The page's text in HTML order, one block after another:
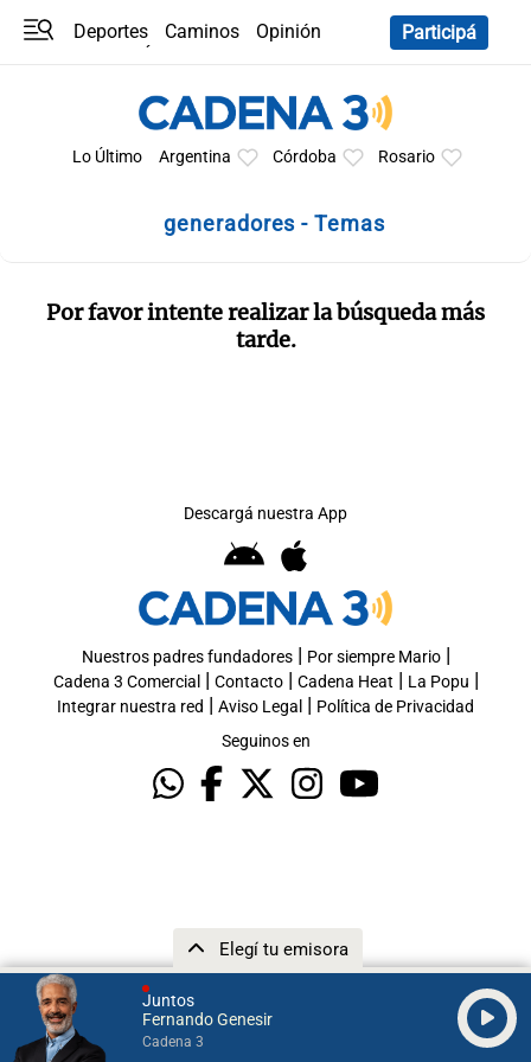
Juntos
Fernando Genesir
Cadena 3
Elegí tu emisora
Deportes Caminos
Opinión
Participá
Lo Último Argentina Córdoba Rosario
generadores - Temas
Por favor intente realizar la búsqueda más
tarde.
Descargá nuestra App
Nuestros padres fundadores| Por siempre Mario|
Cadena 3 Comercial | Contacto| Cadena Heat | La Popu |
Integrar nuestra red | Aviso Legal | Política de Privacidad
Seguinos en